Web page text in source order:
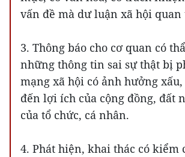
vấn đề mà dư luận xã hội quan
3. Thông báo cho cơ quan có
những thông tin sai sự thật bị
mạng xã hội có ảnh hưởng
đến lợi ích của cộng đồng, đất
của tổ chức, cá nhân.
4. Phát hiện, khai thác có kiểm